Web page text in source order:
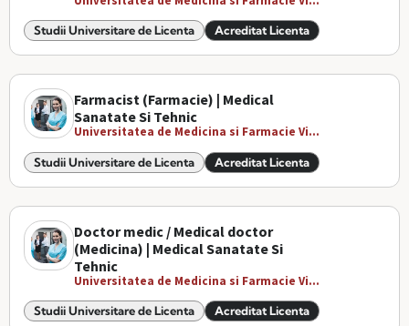
Studii Universitare de Licenta Acreditat Licenta
Farmacist (Farmacie) | Medical
Sanatate Si Tehnic
Universitatea de Medicina si Farmacie Vi...
Studii Universitare de Licenta Acreditat Licenta
Doctor medic / Medical doctor
(Medicina) | Medical Sanatate Si
Tehnic
Universitatea de Medicina si Farmacie Vi...
Studii Universitare de Licenta Acreditat Licenta